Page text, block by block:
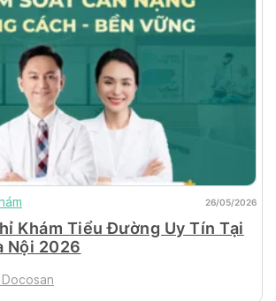
26/05/2026
Khám Tiểu Đường Uy Tín Tại
Nội 2026